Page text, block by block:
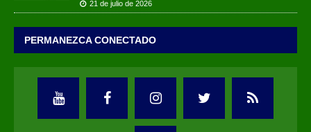
21 de julio de 2026
PERMANEZCA CONECTADO